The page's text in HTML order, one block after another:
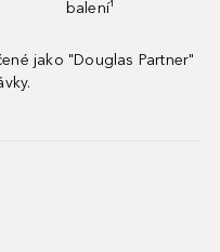
balení¹
jako "Douglas Partner"